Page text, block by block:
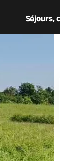
Séjours,